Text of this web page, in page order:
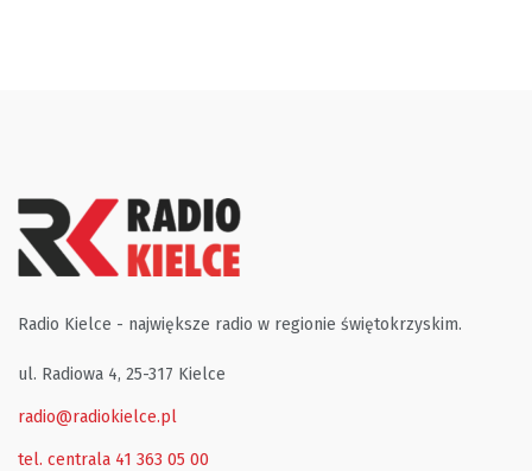
Radio Kielce - największe radio w regionie świętokrzyskim.
ul. Radiowa 4, 25-317 Kielce
radio@radiokielce.pl
tel. centrala 41 363 05 00